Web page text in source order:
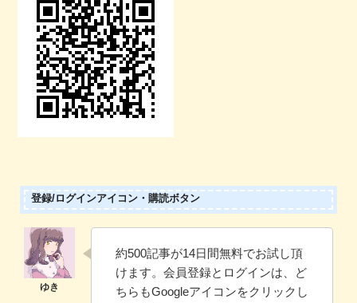
登録/ログインアイコン・購読ボタン
約500記事が14日間無料でお試し頂
けます。会員登録とログインは、ど
ちらもGoogleアイコンをクリックし